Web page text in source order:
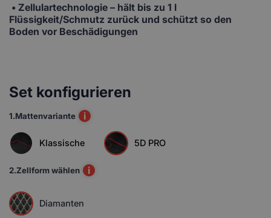
• Zellulartechnologie – hält bis zu 1 l
Flüssigkeit/Schmutz zurück und schützt so den
Boden vor Beschädigungen
Set konfigurieren
1.Mattenvariante i
Klassische 5D PRO
2.Zellform wählen i
Diamanten